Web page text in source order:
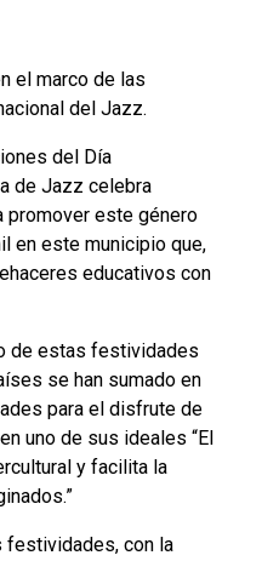
el marco de las
del Jazz.
del Día
de Jazz celebra
promover este género
en este municipio que,
educativos con
de estas festividades
se han sumado en
para el disfrute de
uno de sus ideales “El
y facilita la
festividades, con la